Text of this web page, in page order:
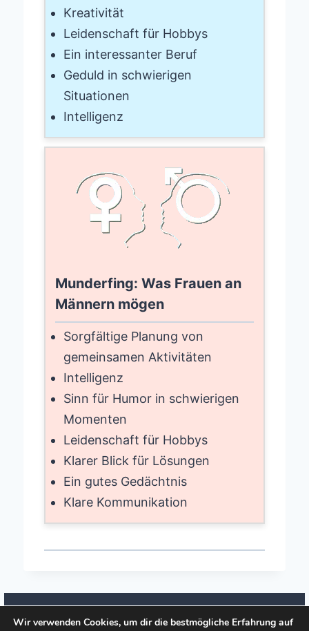
Kreativität
Leidenschaft für Hobbys
Ein interessanter Beruf
Geduld in schwierigen
Situationen
Intelligenz
Munderfing: Was Frauen an
Männern mögen
Sorgfältige Planung von
gemeinsamen Aktivitäten
Intelligenz
Sinn für Humor in schwierigen
Momenten
Leidenschaft für Hobbys
Klarer Blick für Lösungen
Ein gutes Gedächtnis
Klare Kommunikation
Wir verwenden Cookies, um dir die bestmögliche Erfahrung auf